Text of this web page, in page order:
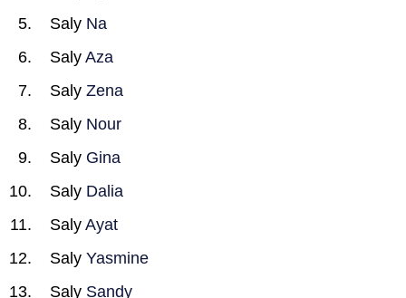
Saly Na
Saly Aza
Saly Zena
Saly Nour
Saly Gina
Saly Dalia
Saly Ayat
Saly Yasmine
Saly Sandy